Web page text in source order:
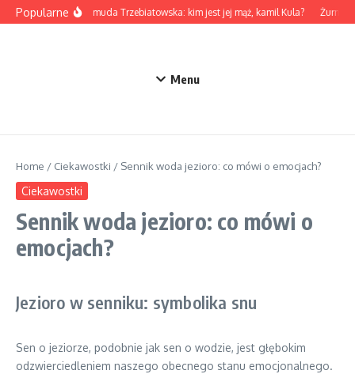
Przejdź do treści
PopularneMarta Żmuda Trzebiatowska: kim jest jej mąż, kamil Kula?
Menu
Home / Ciekawostki / Sennik woda jezioro: co mówi o emocjach?
Ciekawostki
Sennik woda jezioro: co mówi o
emocjach?
Jezioro w senniku: symbolika snu
Sen o jeziorze, podobnie jak sen o wodzie, jest głębokim
odzwierciedleniem naszego obecnego stanu emocjonalnego.